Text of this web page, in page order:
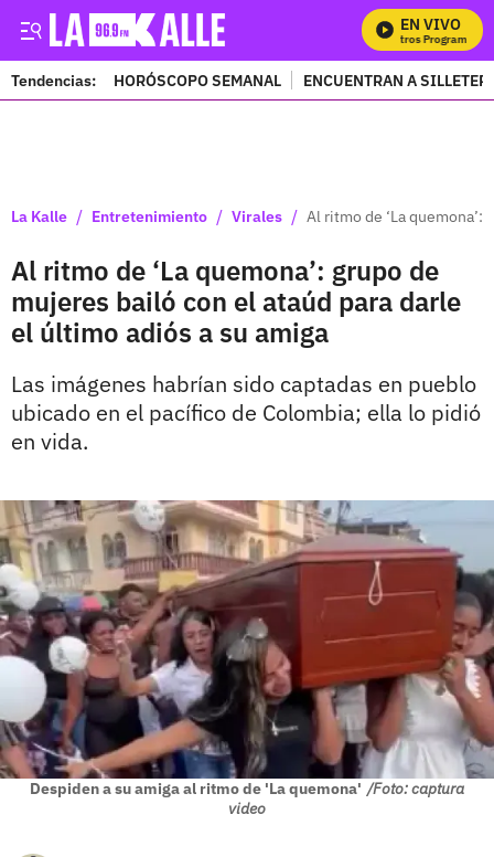
EN VIVO
Tendencias: HORÓSCOPO SEMANAL ENCUENTRAN A
La Kalle / Entretenimiento / Virales / Al ritmo de ‘La
Al ritmo de ‘La quemona’: grupo de
mujeres bailó con el ataúd para darle
el último adiós a su amiga
Las imágenes habrían sido captadas en pueblo
ubicado en el pacífico de Colombia; ella lo pidió
en vida.
Despiden a su amiga al ritmo de 'La quemona' /Foto: captura
video